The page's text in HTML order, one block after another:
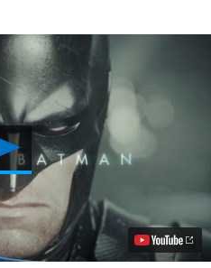
Reproduzir
Trailer
Live-
action
de
Batman:
Arkham
Knight